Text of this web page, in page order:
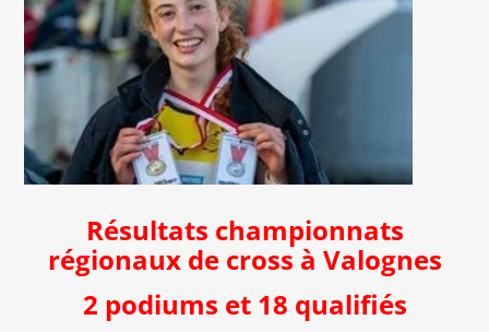
Résultats championnats
régionaux de cross à Valognes
2 podiums et 18 qualifiés